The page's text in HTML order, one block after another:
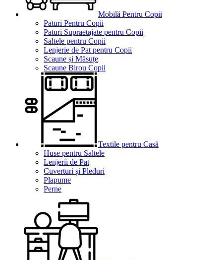
Mobilă Pentru Copii
Paturi Pentru Copii
Paturi Supraetajate pentru Copii
Saltele pentru Copii
Lenjerie de Pat pentru Copii
Scaune și Măsuțe
Scaune Birou Copii
Textile pentru Casă
Huse pentru Saltele
Lenjerii de Pat
Cuverturi și Pleduri
Plapume
Perne